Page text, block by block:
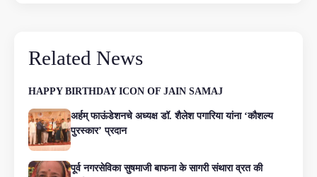
Related News
HAPPY BIRTHDAY ICON OF JAIN SAMAJ
अर्हम् फाऊंडेशनचे अध्यक्ष डॉ. शैलेश पगारिया यांना ‘कौशल्य
पुरस्कार’ प्रदान
पूर्व नगरसेविका सुषमाजी बाफना के सागरी संथारा व्रत की